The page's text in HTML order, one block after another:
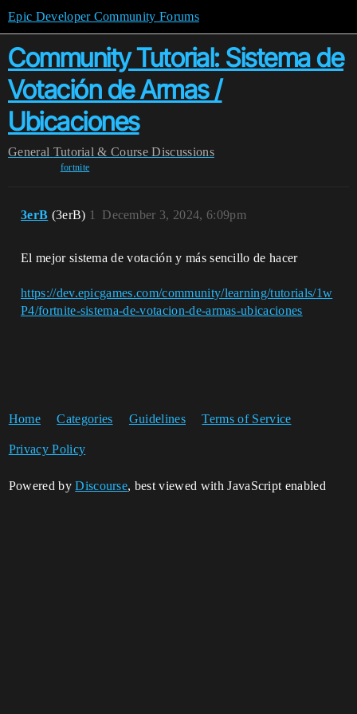
Epic Developer Community Forums
Community Tutorial: Sistema de
Votación de Armas /
Ubicaciones
General Tutorial & Course Discussions
fortnite
3erB (3erB) December 3, 2024, 6:09pm
1
El mejor sistema de votación y más sencillo de hacer
https://dev.epicgames.com/community/learning/tutorials/1w
P4/fortnite-sistema-de-votacion-de-armas-ubicaciones
Home Categories Guidelines Terms of Service
Privacy Policy
Powered byDiscourse, best viewed with JavaScript enabled